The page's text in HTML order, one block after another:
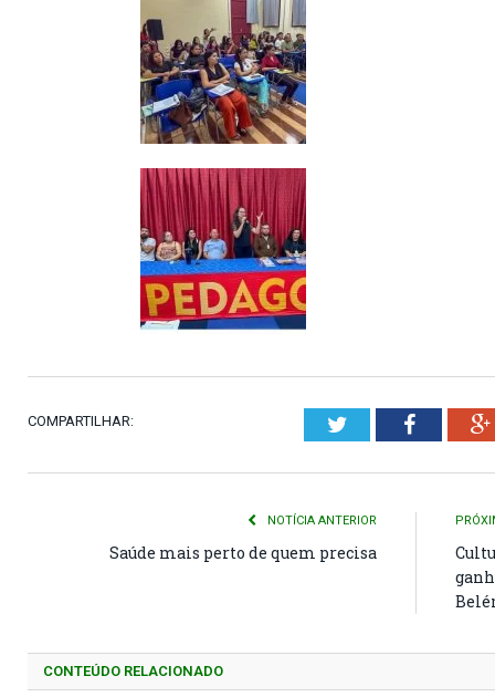
COMPARTILHAR: Twitter
NOTÍCIA ANTERIOR
Saúde mais perto de quem precisa
CONTEÚDO RELACIONADO